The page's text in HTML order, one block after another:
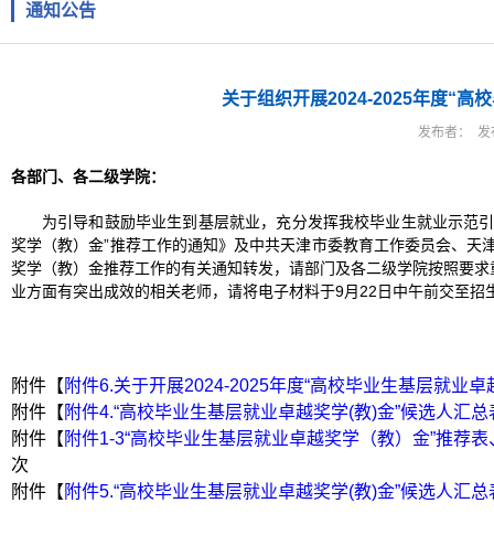
通知公告
关于组织开展2024-2025年度“高
发布者：
各部门、各二级学院：
为引导和鼓励毕业生到基层就业，充分发挥我校毕业生就业示范
奖学（教）金”推荐工作的通知》及中共天津市委教育工作委员会、
奖学（教）金推荐工作的有关通知转发，请部门及各二级学院按照要
业方面有突出成效的相关老师，请将电子材料于9月22日中午前交至招
附件【 附件6.关于开展2024-2025年度“高校毕业生基层就业
附件【 附件4.“高校毕业生基层就业卓越奖学(教)金”候选人汇
附件【 附件1-3“高校毕业生基层就业卓越奖学（教）金”推荐
次
附件【 附件5.“高校毕业生基层就业卓越奖学(教)金”候选人汇